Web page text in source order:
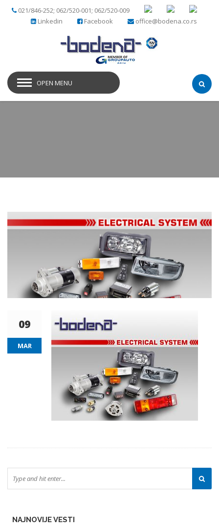
021/846-252; 062/520-001; 062/520-009
office@bodena.co.rs
Facebook
Linkedin
OPEN MENU
09
MAR
NAJNOVIJE VESTI